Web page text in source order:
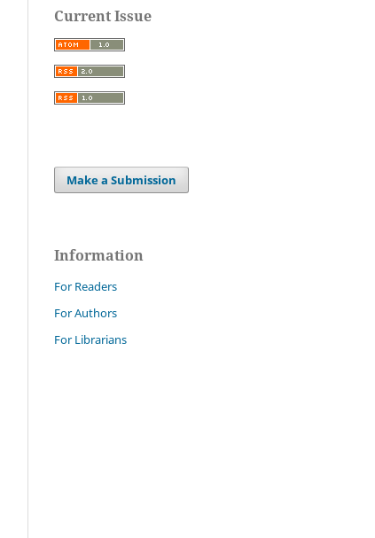
Current Issue
Make a Submission
Information
For Readers
For Authors
For Librarians